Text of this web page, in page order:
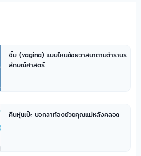
จิ๋ม (vagina) แบบไหนด้อยวาสนาตามตำรานร
ลักษณ์ศาสตร์
คืนหุ่นเป๊ะ บอกลาท้องย้วยคุณแม่หลังคลอด